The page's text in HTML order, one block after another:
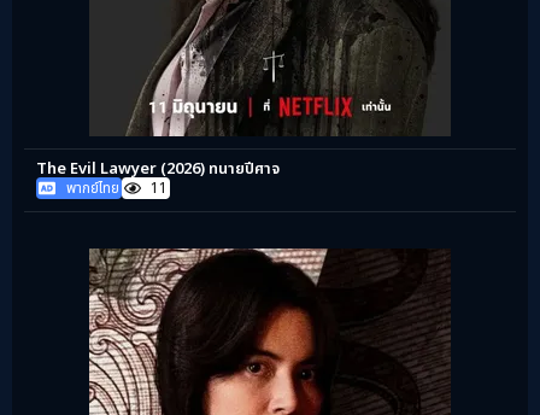
The Evil Lawyer (2026) ทนายปีศาจ
พากย์ไทย 11